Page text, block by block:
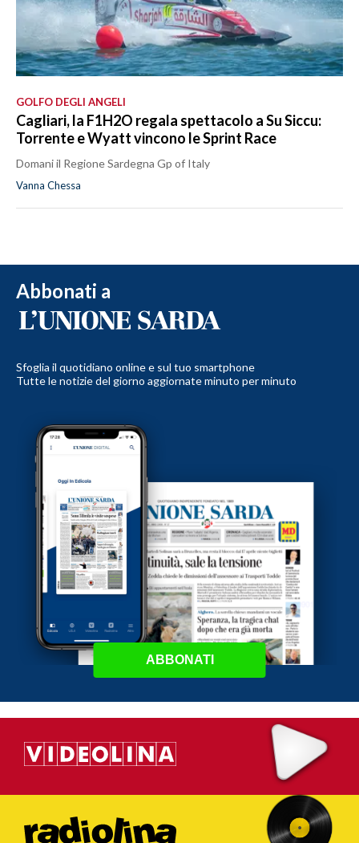
GOLFO DEGLI ANGELI
Cagliari, la F1H2O regala spettacolo a Su Siccu:
Torrente e Wyatt vincono le Sprint Race
Domani il Regione Sardegna Gp of Italy
Vanna Chessa
Abbonati a
Sfoglia il quotidiano online e sul tuo smartphone
Tutte le notizie del giorno aggiornate minuto per minuto
ABBONATI